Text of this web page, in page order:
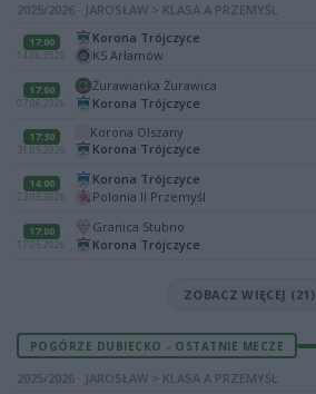
2025/2026 · JAROSŁAW > KLASA A PRZEMYŚL
17:00
14.06.2026
Korona Trójczyce
KS Arłamów
17:00
07.06.2026
Żurawianka Żurawica
Korona Trójczyce
17:30
31.05.2026
Korona Olszany
Korona Trójczyce
14:00
23.05.2026
Korona Trójczyce
Polonia II Przemyśl
17:00
17.05.2026
Granica Stubno
Korona Trójczyce
ZOBACZ WIĘCEJ (21)
POGÓRZE DUBIECKO - OSTATNIE MECZE
2025/2026 · JAROSŁAW > KLASA A PRZEMYŚL